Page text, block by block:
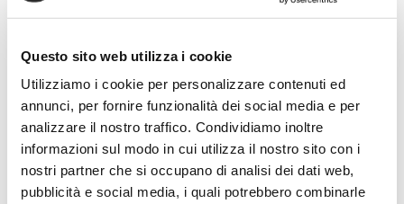
Questo sito web utilizza i cookie
Utilizziamo i cookie per personalizzare contenuti ed
annunci, per fornire funzionalità dei social media e per
analizzare il nostro traffico. Condividiamo inoltre
informazioni sul modo in cui utilizza il nostro sito con i
nostri partner che si occupano di analisi dei dati web,
pubblicità e social media, i quali potrebbero combinarle
Fagiolini Finissimi Surgelati 750 g
Sisa
SCOPRI IL PRODOTTO